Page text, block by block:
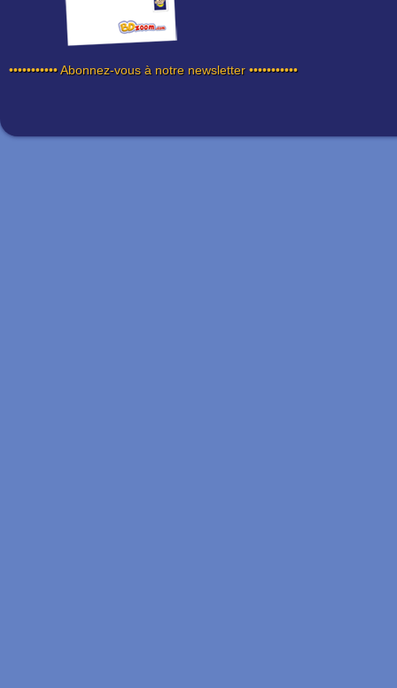
••••••••••• Abonnez-vous à notre newsletter •••••••••••